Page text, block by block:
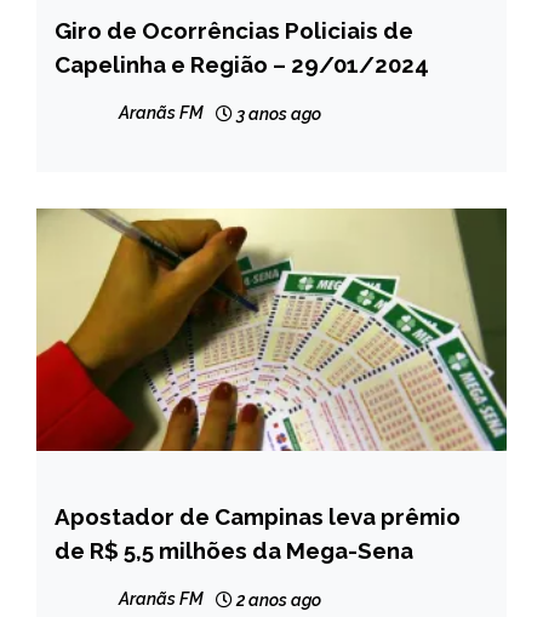
CAPELINHA
MINAS
Giro de Ocorrências Policiais de
Capelinha e Região – 29/01/2024
Aranãs FM 3 anos ago
BRASIL
NOTÍCIAS
Apostador de Campinas leva prêmio
de R$ 5,5 milhões da Mega-Sena
Aranãs FM 2 anos ago